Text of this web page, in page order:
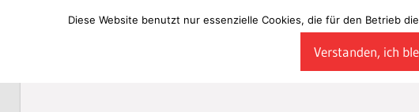
Diese Website benutzt nur essenzielle Cookies, die für den Betrieb
Verstanden, ich